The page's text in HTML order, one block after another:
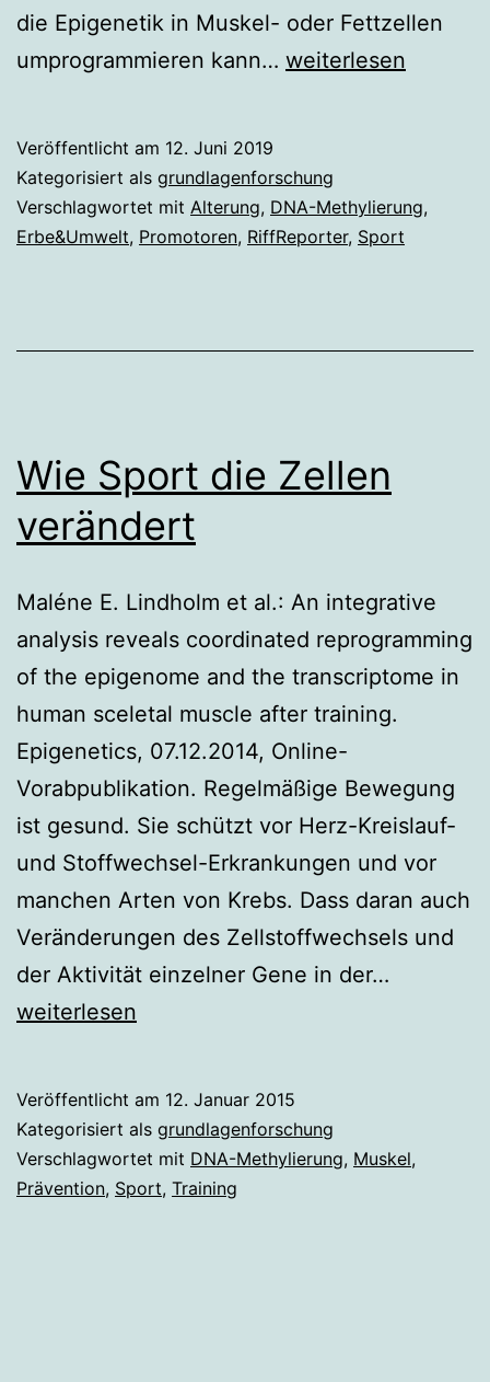
die Epigenetik in Muskel- oder Fettzellen
umprogrammieren kann… Wie
weiterlesen
Veröffentlicht am 12. Juni 2019
Kategorisiert als grundlagenforschung
Verschlagwortet mit Alterung, DNA-Methylierung,
Erbe&Umwelt, Promotoren, RiffReporter, Sport
Wie Sport die Zellen
verändert
Maléne E. Lindholm et al.: An integrative
analysis reveals coordinated reprogramming
of the epigenome and the transcriptome in
human sceletal muscle after training.
Epigenetics, 07.12.2014, Online-
Vorabpublikation. Regelmäßige Bewegung
ist gesund. Sie schützt vor Herz-Kreislauf-
und Stoffwechsel-Erkrankungen und vor
manchen Arten von Krebs. Dass daran auch
Veränderungen des Zellstoffwechsels und
der Aktivität einzelner Gene in der…
weiterlesen
Veröffentlicht am 12. Januar 2015
Kategorisiert als grundlagenforschung
Verschlagwortet mit DNA-Methylierung, Muskel,
Prävention, Sport, Training